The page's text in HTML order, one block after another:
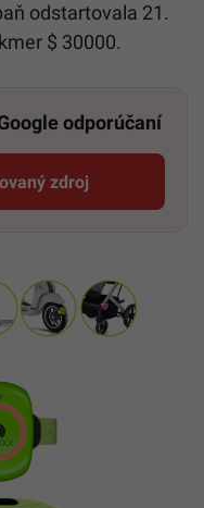
odstartovala 21.
$ 30000.
odporúčaní
zdroj
odkaz sa otvorí v